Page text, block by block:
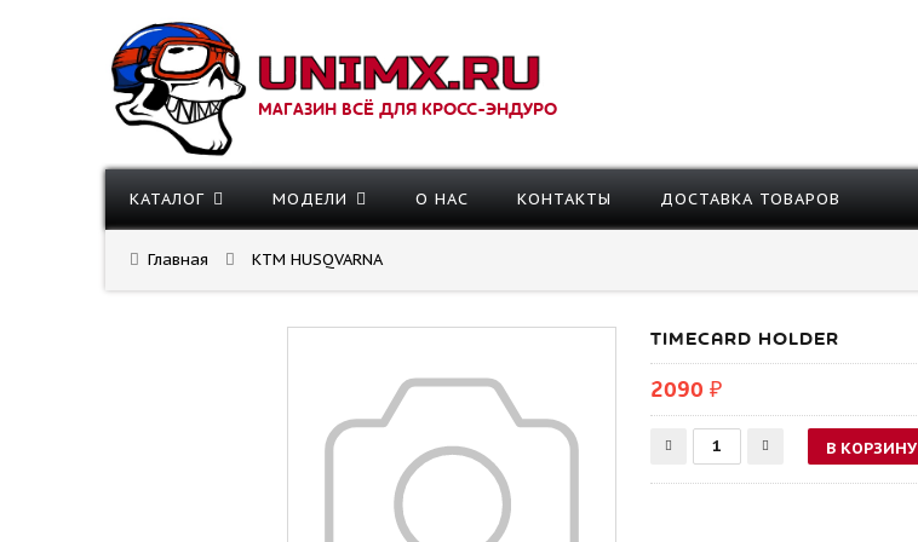
МАГАЗИН ВСЁ ДЛЯ КРОСС-ЭНДУРО
КАТАЛОГ МОДЕЛИ О НАС КОНТАКТЫ ДОСТАВКА ТОВАРОВ
Главная KTM HUSQVARNA
TIMECARD HOLDER
2090 ₽
В КОРЗИНУ